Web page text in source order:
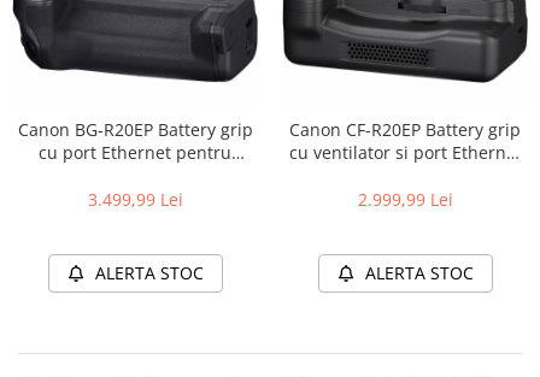
Canon BG-R20EP Battery grip
cu port Ethernet pentru
3.499,99 Lei
ALERTA STOC
Canon CF-R20EP Battery grip
cu ventilator si port Ethernet
2.999,99 Lei
ALERTA STOC